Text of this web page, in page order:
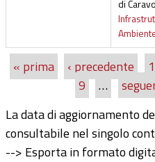
di
Pagine
« prima ‹ precedente 1
9
…
La data di aggiornamento
consultabile nel singolo
--> Esporta in formato